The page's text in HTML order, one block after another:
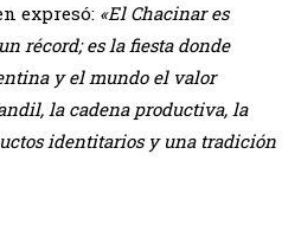
expresó: «El Chacinar es
récord; es la fiesta donde
y el mundo el valor
la cadena productiva, la
identitarios y una tradición